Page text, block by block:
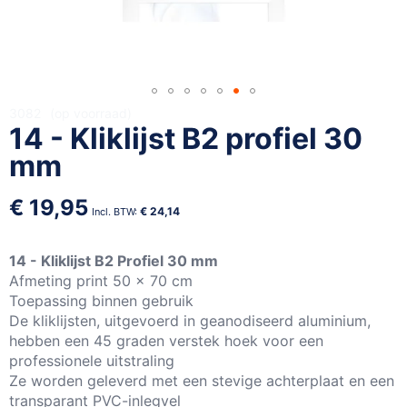
14 - Kliklijst B2 profiel 30
mm
€ 19,95 € 24,14
14 - Kliklijst B2 Profiel 30 mm
Afmeting print 50 x 70 cm
Toepassing binnen gebruik
De kliklijsten, uitgevoerd in geanodiseerd aluminium,
hebben een 45 graden verstek hoek voor een
professionele uitstraling
Ze worden geleverd met een stevige achterplaat en een
transparant PVC-inlegvel
naar
het
begin
de
gallerij